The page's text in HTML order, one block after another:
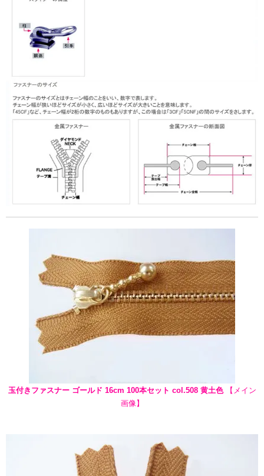
玉付きファスナー ゴールド 16cm 100本セット col.508 黄土色【メイン
画像】